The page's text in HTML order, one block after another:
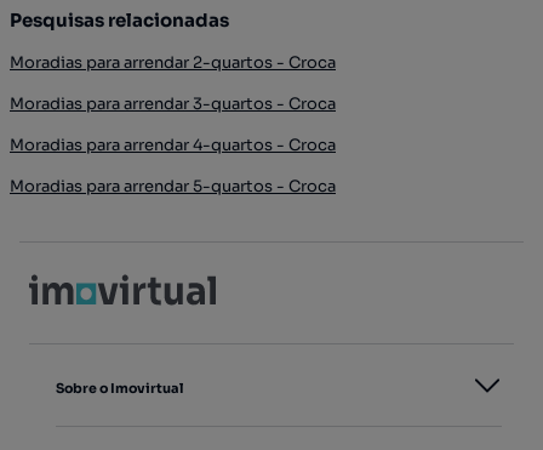
Pesquisas relacionadas
Moradias para arrendar 2-quartos - Croca
Moradias para arrendar 3-quartos - Croca
Moradias para arrendar 4-quartos - Croca
Moradias para arrendar 5-quartos - Croca
Sobre o Imovirtual